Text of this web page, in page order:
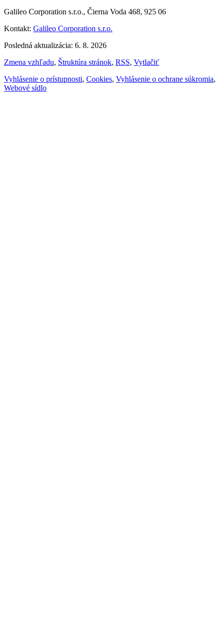
Galileo Corporation s.r.o., Čierna Voda 468, 925 06
Kontakt: Galileo Corporation s.r.o.
Posledná aktualizácia: 6. 8. 2026
Zmena vzhľadu, Štruktúra stránok, RSS, Vytlačiť
Vyhlásenie o prístupnosti, Cookies, Vyhlásenie o ochrane súkromia,
Webové sídlo